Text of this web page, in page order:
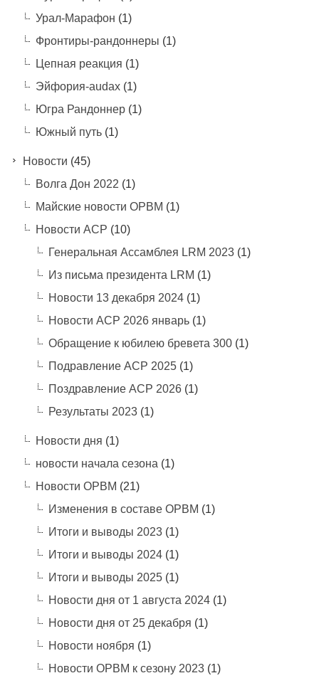
Урал-Марафон (1)
Фронтиры-рандоннеры (1)
Цепная реакция (1)
Эйфория-audax(1)
Югра Рандоннер(1)
Южный путь(1)
Новости (45)
Волга Дон 2022 (1)
Майские новости ОРВМ (1)
Новости АСР (10)
Генеральная Ассамблея LRM 2023(1)
Из письма президента LRM (1)
Новости 13 декабря 2024(1)
Новости АСР 2026 январь(1)
Обращение к юбилею бревета 300(1)
Подравление АСР 2025(1)
Поздравление АСР 2026(1)
Результаты 2023(1)
Новости дня (1)
новости начала сезона (1)
Новости ОРВМ (21)
Изменения в составе ОРВМ (1)
Итоги и выводы 2023(1)
Итоги и выводы 2024(1)
Итоги и выводы 2025(1)
Новости дня от 1 августа 2024(1)
Новости дня от 25 декабря (1)
Новости ноября (1)
Новости ОРВМ к сезону 2023(1)